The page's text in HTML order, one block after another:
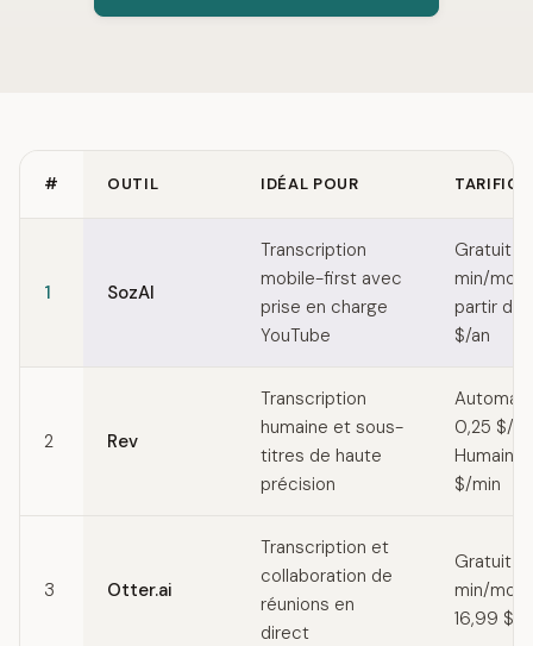
# OUTIL IDÉAL POUR
1 SozAI
Transcription
mobile-first avec
prise en charge
YouTube
Gratuit
min/
partir de
$/an
2 Rev
Transcription
humaine et sous-
titres de haute
précision
0,25 $/
Humain :
$/min
3 Otter.ai
Transcription et
collaboration de
réunions en
direct
Gratuit
min/
16,99 $/